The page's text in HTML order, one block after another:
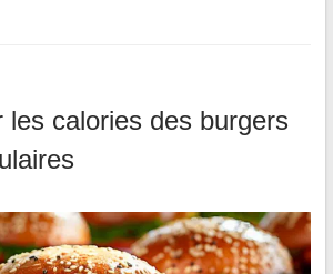
les calories des burgers